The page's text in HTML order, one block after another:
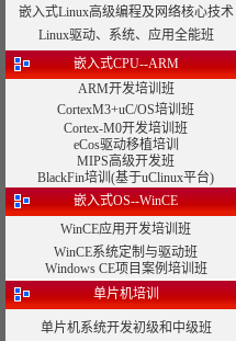
嵌入式Linux高级编程及网络核心技术
Linux驱动、系统、应用全能班
嵌入式CPU--ARM
ARM开发培训班
CortexM3+uC/OS培训班
Cortex-M0开发培训班
eCos驱动移植培训
MIPS高级开发班
BlackFin培训(基于uClinux平台)
嵌入式OS--WinCE
WinCE应用开发培训班
WinCE系统定制与驱动班
Windows CE项目案例培训班
单片机培训
单片机系统开发初级和中级班